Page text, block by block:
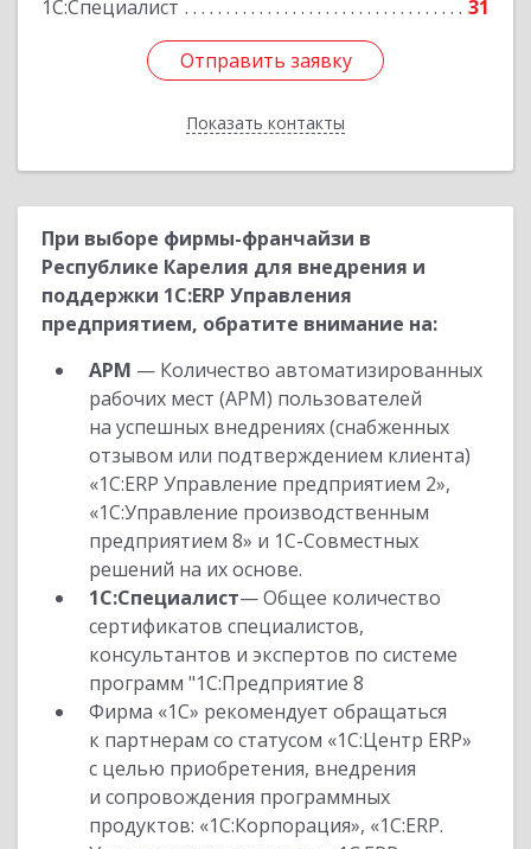
1С:Специалист
31
Отправить заявку
Показать контакты
Отправить заявку
Назад
При выборе фирмы-франчайзи в
Республике Карелия для внедрения и
поддержки 1С:ERP Управления
предприятием, обратите внимание на:
АРМ — Количество автоматизированных
рабочих мест (АРМ) пользователей
на успешных внедрениях (снабженных
отзывом или подтверждением клиента)
«1С:ERP Управление предприятием 2»,
«1С:Управление производственным
предприятием 8» и 1С-Совместных
решений на их основе.
1С:Специалист— Общее количество
сертификатов специалистов,
консультантов и экспертов по системе
программ "1С:Предприятие 8
Фирма «1С» рекомендует обращаться
к партнерам со статусом «1С:Центр ERP»
с целью приобретения, внедрения
и сопровождения программных
продуктов: «1С:Корпорация», «1С:ERP.